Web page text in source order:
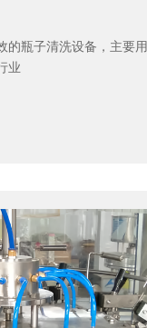
的瓶子清洗设备，主要用
业